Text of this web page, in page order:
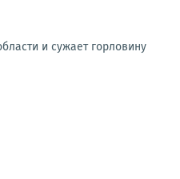
и сужает горловину